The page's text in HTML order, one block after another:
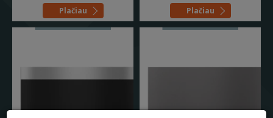
Plačiau Plačiau